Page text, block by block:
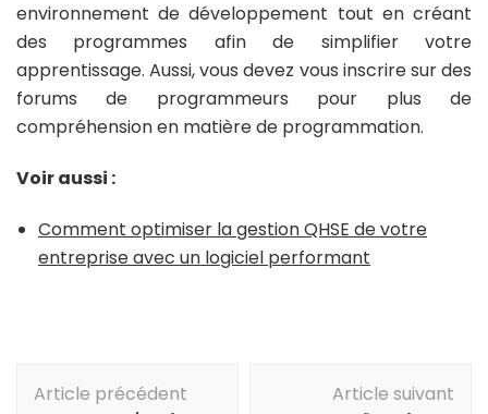
environnement de développement tout en créant
des programmes afin de simplifier votre
apprentissage. Aussi, vous devez vous inscrire sur des
forums de programmeurs pour plus de
compréhension en matière de programmation.
Voir aussi :
Comment optimiser la gestion QHSE de votre
entreprise avec un logiciel performant
d'article
Article précédent Article suivant